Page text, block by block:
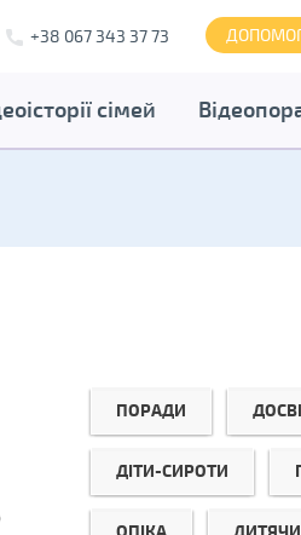
+38 067 343 37 73
сімей
ПОРАДИ
ДІТИ-СИРОТИ